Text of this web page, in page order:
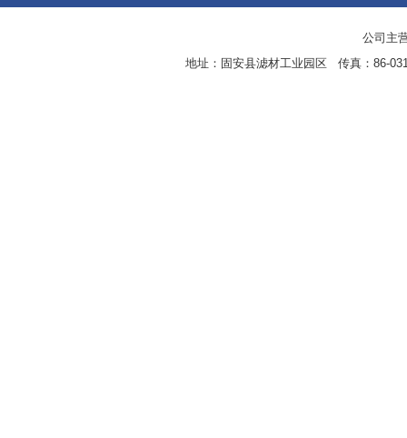
公司主
地址：固安县滤材工业园区 传真：86-